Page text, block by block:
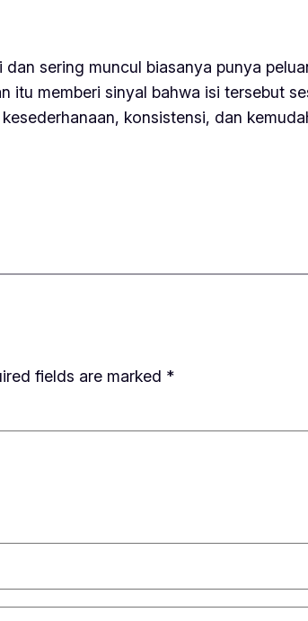
sering muncul biasanya punya
itu memberi sinyal bahwa isi tersebut
konsistensi, dan
fields are marked *